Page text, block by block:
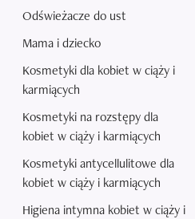
Odświeżacze do ust
Mama i dziecko
Kosmetyki dla kobiet w ciąży i
karmiących
Kosmetyki na rozstępy dla
kobiet w ciąży i karmiących
Kosmetyki antycellulitowe dla
kobiet w ciąży i karmiących
Higiena intymna kobiet w ciąży i